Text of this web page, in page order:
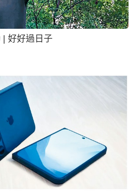
足球盛事 看香港「體育調解」
傳 之 以法興業